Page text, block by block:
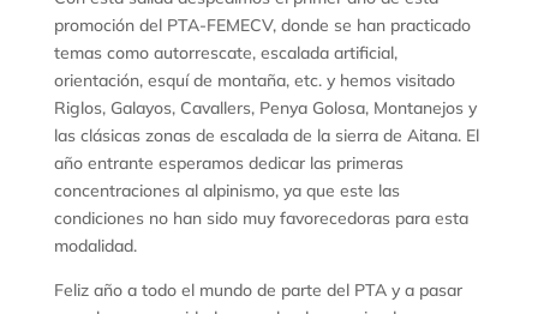
promoción del PTA-FEMECV, donde se han practicado
temas como autorrescate, escalada artificial,
orientación, esquí de montaña, etc. y hemos visitado
Riglos, Galayos, Cavallers, Penya Golosa, Montanejos y
las clásicas zonas de escalada de la sierra de Aitana. El
año entrante esperamos dedicar las primeras
concentraciones al alpinismo, ya que este las
condiciones no han sido muy favorecedoras para esta
modalidad.
Feliz año a todo el mundo de parte del PTA y a pasar